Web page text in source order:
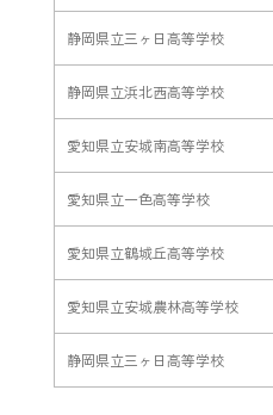
静岡県立三ヶ日高等学校
静岡県立浜北西高等学校
愛知県立安城南高等学校
愛知県立一色高等学校
愛知県立鶴城丘高等学校
愛知県立安城農林高等学校
静岡県立三ヶ日高等学校